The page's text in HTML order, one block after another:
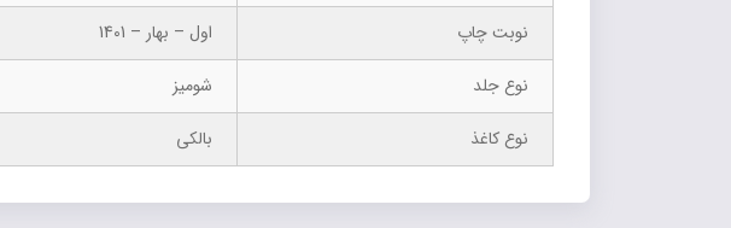
نوبت چاپ
اول – بهار – 1401
نوع جلد
شومیز
نوع کاغذ
بالکی